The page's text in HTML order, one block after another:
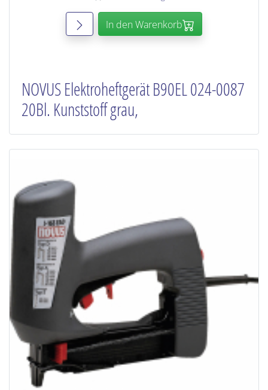
In den Warenkorb
NOVUS Elektroheftgerät B90EL 024-0087
20Bl. Kunststoff grau,